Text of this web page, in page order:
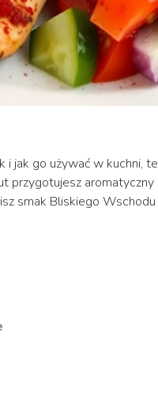
i jak go używać w kuchni,
przygotujesz
smak Bliskiego